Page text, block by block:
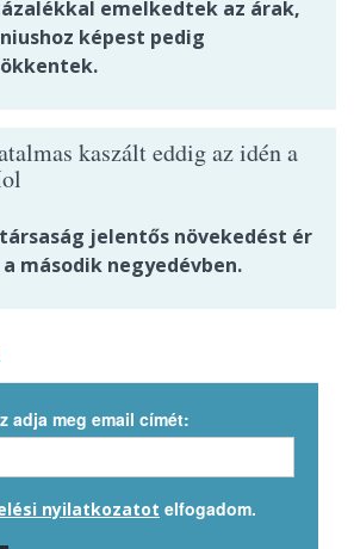
emelkedtek az árak,
képest pedig
kaszált eddig az idén a
jelentős növekedést ér
a második negyedévben.
adja meg email címét:
nyilatkozatot elfogadom.